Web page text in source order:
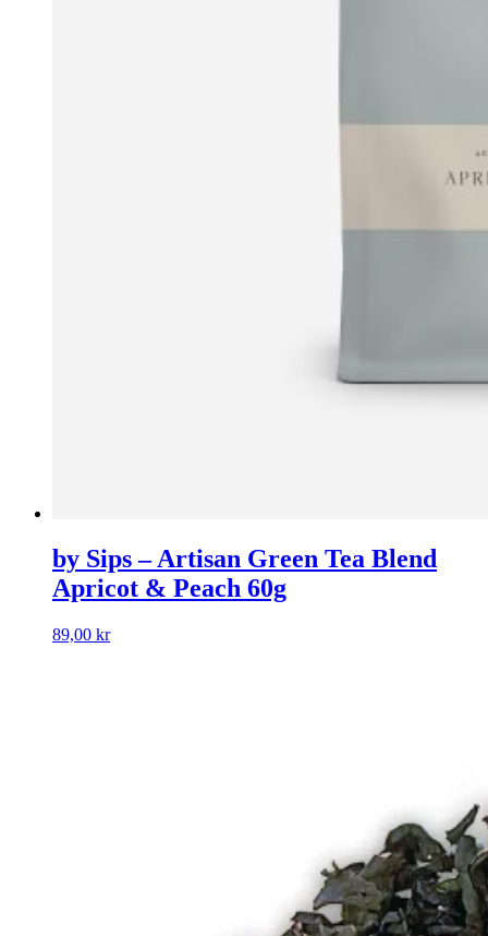
by Sips – Artisan Green Tea Blend
Apricot & Peach 60g
89,00 kr